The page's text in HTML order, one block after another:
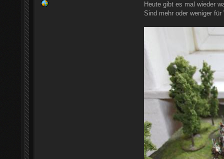
Heute gibt es mal wieder
Sind mehr oder weniger